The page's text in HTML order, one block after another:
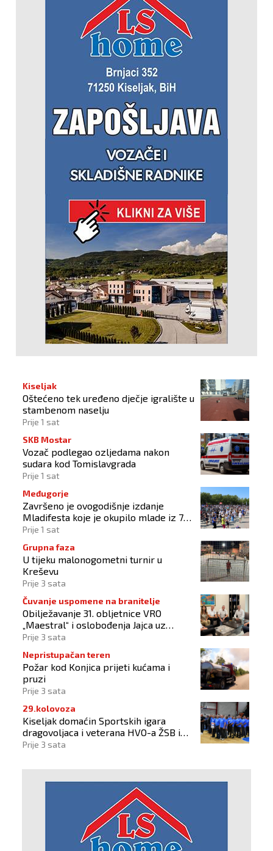
Kiseljak
Oštećeno tek uređeno dječje igralište u
stambenom naselju
Prije 1 sat
SKB Mostar
Vozač podlegao ozljedama nakon
sudara kod Tomislavgrada
Prije 1 sat
Međugorje
Završeno je ovogodišnje izdanje
Mladifesta koje je okupilo mlade iz 73
zemlje svijeta
Prije 1 sat
Grupna faza
U tijeku malonogometni turnir u
Kreševu
Prije 3 sata
Čuvanje uspomene na branitelje
Obilježavanje 31. obljetnice VRO
„Maestral“ i oslobođenja Jajca uz
pokroviteljstvo HNS-a BiH
Prije 3 sata
Nepristupačan teren
Požar kod Konjica prijeti kućama i
pruzi
Prije 3 sata
29.kolovoza
Kiseljak domaćin Sportskih igara
dragovoljaca i veterana HVO-a ŽSB i
Dana branitelja
Prije 3 sata